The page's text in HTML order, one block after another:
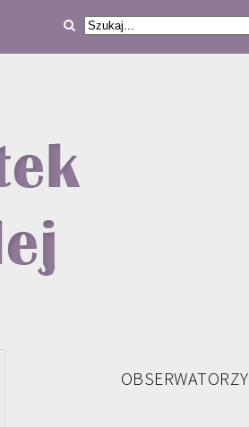
OBSERWATORZY